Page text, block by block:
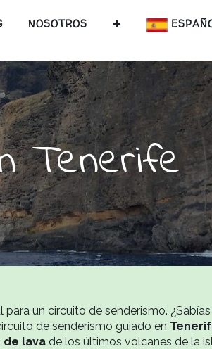
NOSOTROS
Tenerife
un circuito de senderismo.
de senderismo guiado en
de lava de los últimos volcanes de la